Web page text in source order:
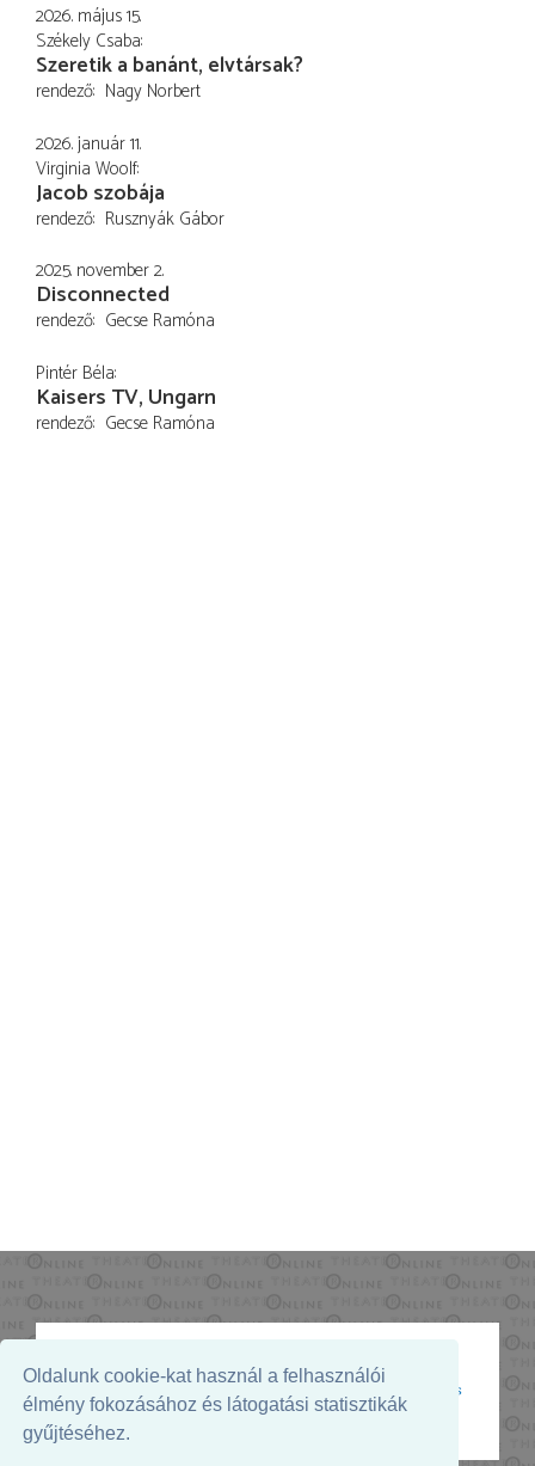
Oldalunk cookie-kat használ a felhasználói
élmény fokozásához és látogatási statisztikák
gyűjtéséhez.
2026. május 15.
Székely Csaba
Szeretik a banánt, elvtársak?
rendező Nagy Norbert
2026. január 11.
Virginia Woolf
Jacob szobája
rendező Rusznyák Gábor
2025. november 2.
Disconnected
rendező Gecse Ramóna
Pintér Béla
Kaisers TV, Ungarn
rendező Gecse Ramóna
Az oldal megjelenését támogatja: